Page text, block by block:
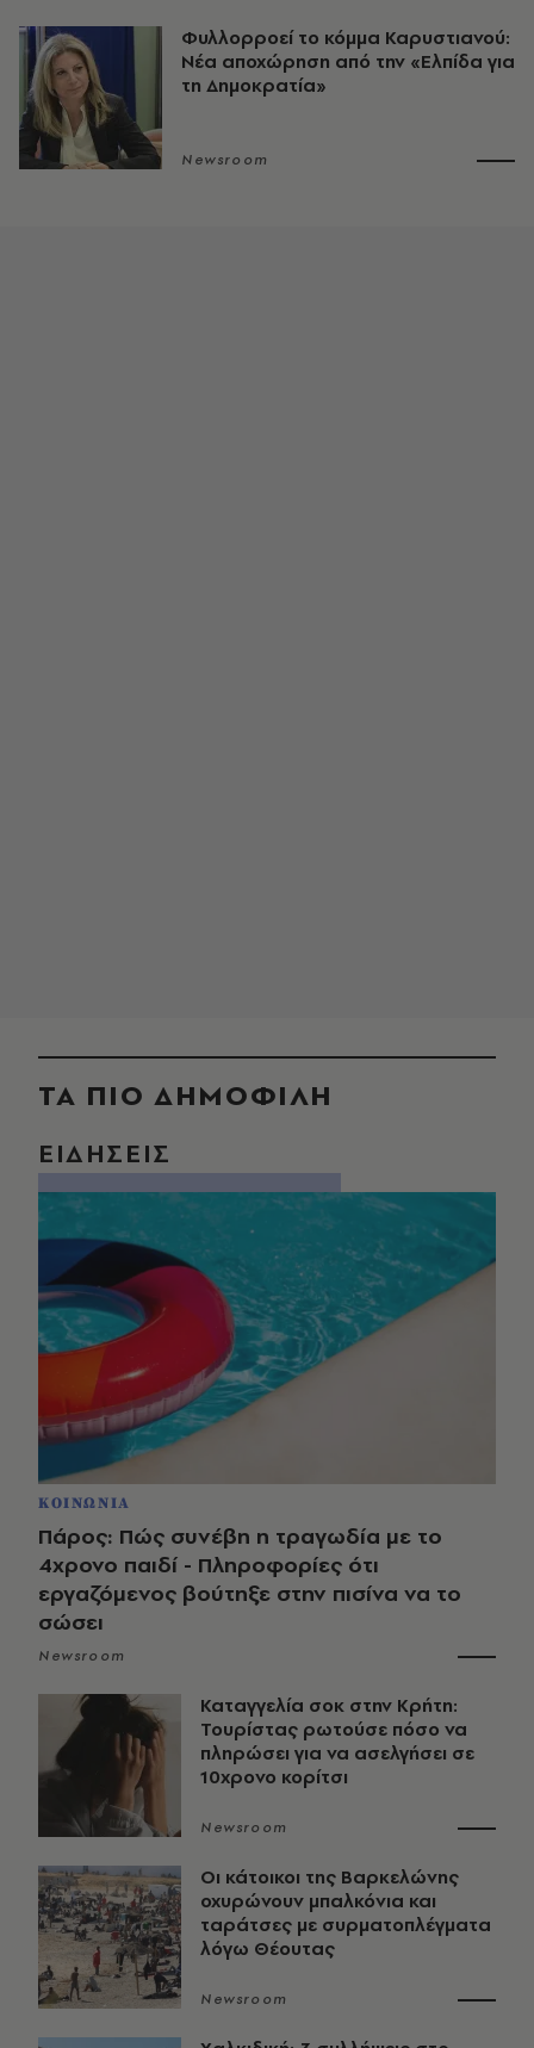
Φυλλορροεί το κόμμα Καρυστιανού:
Νέα αποχώρηση από την «Ελπίδα για
τη Δημοκρατία»
Newsroom
ΤΑ ΠΙΟ ΔΗΜΟΦΙΛΗ
ΕΙΔΗΣΕΙΣ
ΚΟΙΝΩΝΙΑ
Πάρος: Πώς συνέβη η τραγωδία με το
4χρονο παιδί - Πληροφορίες ότι
εργαζόμενος βούτηξε στην πισίνα να το
σώσει
Newsroom
Καταγγελία σοκ στην Κρήτη:
Τουρίστας ρωτούσε πόσο να
πληρώσει για να ασελγήσει σε
10χρονο κορίτσι
Newsroom
Οι κάτοικοι της Βαρκελώνης
οχυρώνουν μπαλκόνια και
ταράτσες με συρματοπλέγματα
λόγω Θέουτας
Newsroom